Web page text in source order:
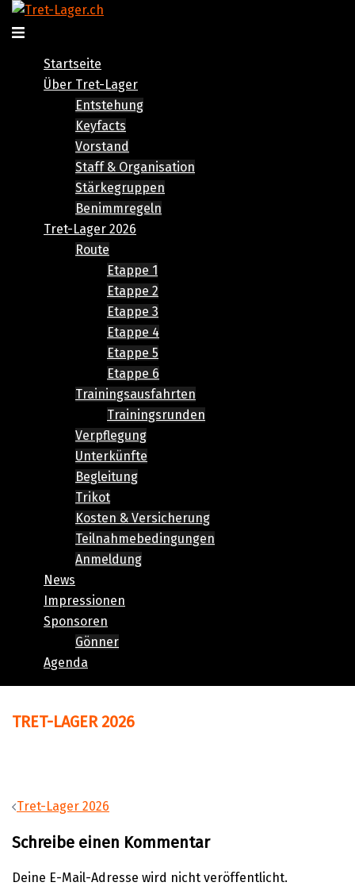
Zum
Inhalt
Menü
Startseite
Über Tret-Lager
Entstehung
Keyfacts
Vorstand
Staff & Organisation
Stärkegruppen
Benimmregeln
Tret-Lager 2026
Route
Etappe 1
Etappe 2
Etappe 3
Etappe 4
Etappe 5
Etappe 6
Trainingsausfahrten
Trainingsrunden
Verpflegung
Unterkünfte
Begleitung
Trikot
Kosten & Versicherung
Teilnahmebedingungen
Anmeldung
News
Impressionen
Sponsoren
Gönner
Agenda
TRET-LAGER 2026
Beitragsnavigation
Tret-Lager 2026
Schreibe einen Kommentar
Deine E-Mail-Adresse wird nicht veröffentlicht.